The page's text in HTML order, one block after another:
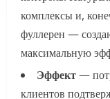
комплексы и,
фуллерен —
максимальную
Эффект—
клиентов